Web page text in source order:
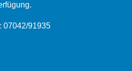
07042/91935